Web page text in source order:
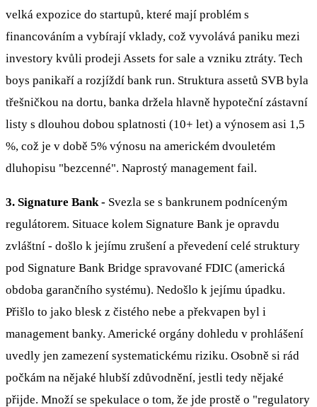
velká expozice do startupů, které mají problém s
financováním a vybírají vklady, což vyvolává paniku mezi
investory kvůli prodeji Assets for sale a vzniku ztráty. Tech
boys panikaří a rozjíždí bank run. Struktura assetů SVB byla
třešničkou na dortu, banka držela hlavně hypoteční zástavní
listy s dlouhou dobou splatnosti (10+ let) a výnosem asi 1,5
%, což je v době 5% výnosu na americkém dvouletém
dluhopisu "bezcenné". Naprostý management fail.
3. Signature Bank - Svezla se s bankrunem podníceným
regulátorem. Situace kolem Signature Bank je opravdu
zvláštní - došlo k jejímu zrušení a převedení celé struktury
pod Signature Bank Bridge spravované FDIC (americká
obdoba garančního systému). Nedošlo k jejímu úpadku.
Přišlo to jako blesk z čistého nebe a překvapen byl i
management banky. Americké orgány dohledu v prohlášení
uvedly jen zamezení systematickému riziku. Osobně si rád
počkám na nějaké hlubší zdůvodnění, jestli tedy nějaké
přijde. Množí se spekulace o tom, že jde prostě o "regulatory